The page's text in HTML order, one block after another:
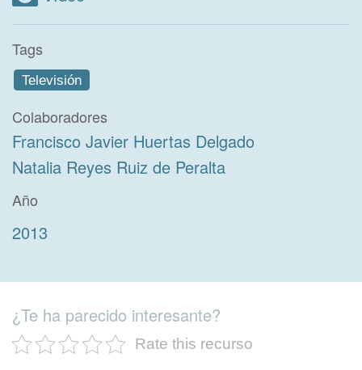
Tags
Televisión
Colaboradores
Francisco Javier Huertas Delgado
Natalia Reyes Ruiz de Peralta
Año
2013
¿Te ha parecido interesante?
Rate this recurso